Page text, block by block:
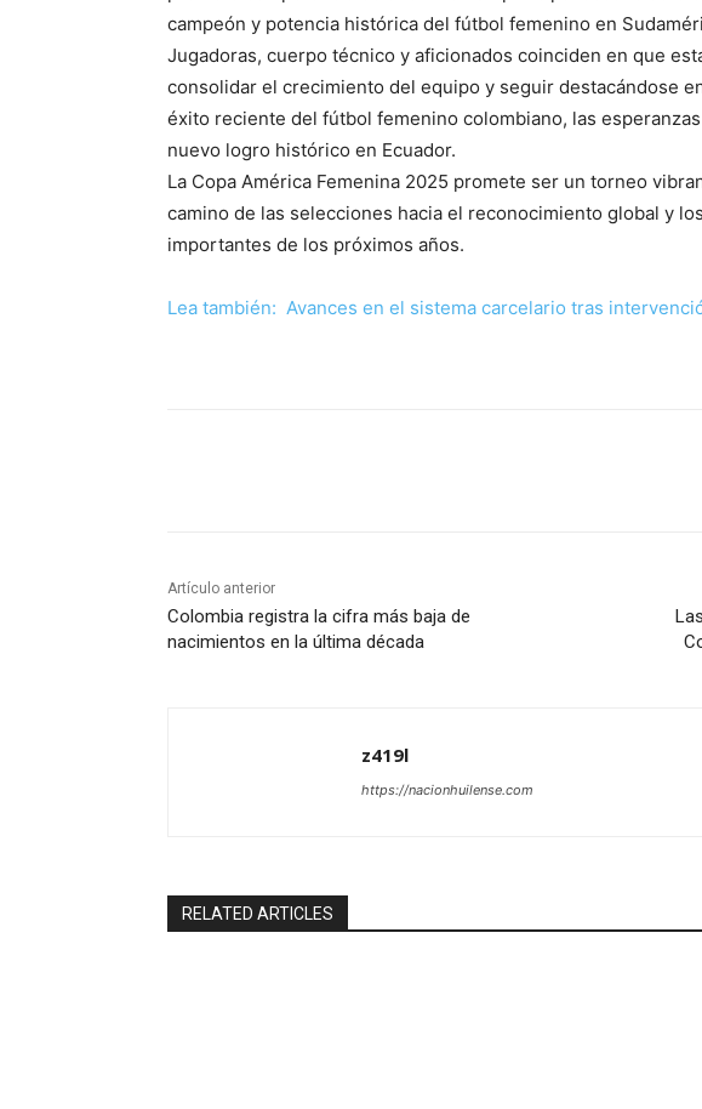
campeón y potencia histórica del fútbol femenino en
Jugadoras, cuerpo técnico y aficionados coinciden en que
consolidar el crecimiento del equipo y seguir destacándose
éxito reciente del fútbol femenino colombiano, las
nuevo logro histórico en Ecuador.
La Copa América Femenina 2025 promete ser un torneo
camino de las selecciones hacia el reconocimiento global y
importantes de los próximos años.
Lea también: Avances en el sistema carcelario tras
Artículo anterior
Colombia registra la cifra más baja de
nacimientos en la última década
z419l
https://nacionhuilense.com
RELATED ARTICLES